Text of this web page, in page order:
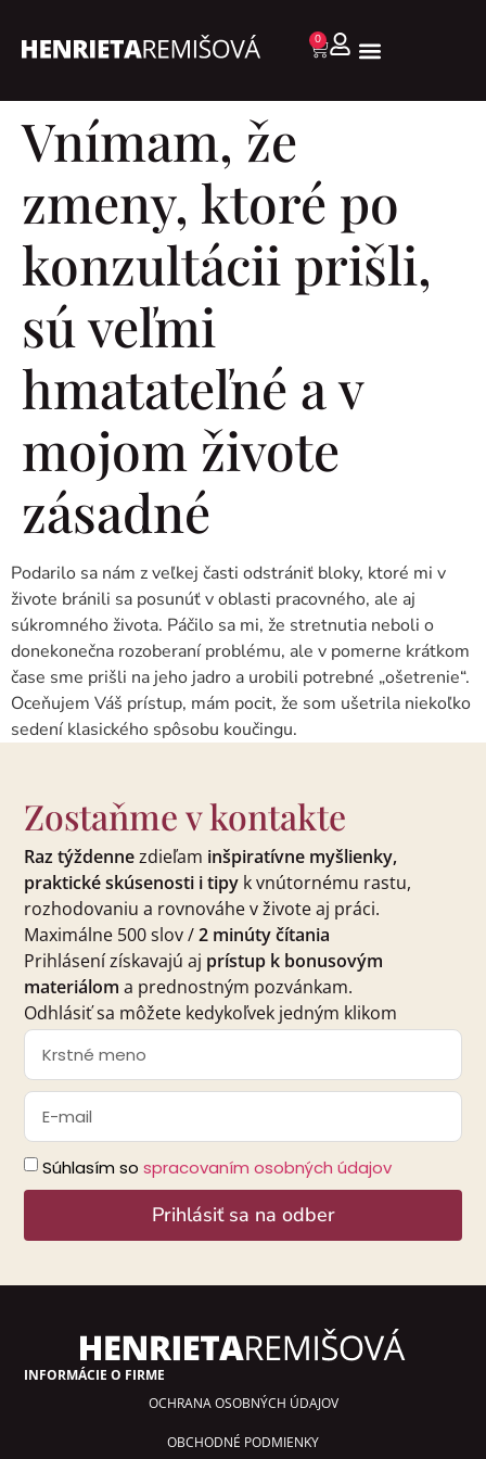
0
Vnímam, že
zmeny, ktoré po
konzultácii prišli,
sú veľmi
hmatateľné a v
mojom živote
zásadné
Podarilo sa nám z veľkej časti odstrániť bloky, ktoré mi v
živote bránili sa posunúť v oblasti pracovného, ale aj
súkromného života. Páčilo sa mi, že stretnutia neboli o
donekonečna rozoberaní problému, ale v pomerne krátkom
čase sme prišli na jeho jadro a urobili potrebné „ošetrenie“.
Oceňujem Váš prístup, mám pocit, že som ušetrila niekoľko
sedení klasického spôsobu koučingu.
Zostaňme v kontakte
Raz týždennezdieľam inšpiratívne myšlienky,
praktické skúsenosti i tipy k vnútornému rastu,
rozhodovaniu a rovnováhe v živote aj práci.
Maximálne 500 slov /2 minúty čítania
Prihlásení získavajú aj prístup k bonusovým
materiálom a prednostným pozvánkam.
Odhlásiť sa môžete kedykoľvek jedným klikom
Súhlasím so spracovaním osobných údajov
Prihlásiť sa na odber
INFORMÁCIE O FIRME
OCHRANA OSOBNÝCH ÚDAJOV
OBCHODNÉ PODMIENKY